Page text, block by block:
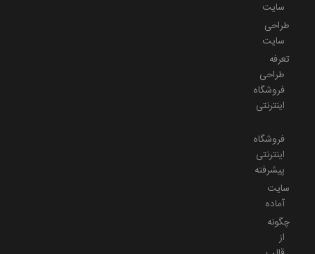
سایت
طراحی
سایت
تعرفه
طراحی
فروشگاه
اینترنتی
فروشگاه
اینترنتی
پیشرفته
سایت
آماده
چگونه
از